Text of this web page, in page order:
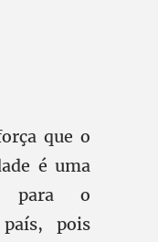
que o
é uma
para o
pois